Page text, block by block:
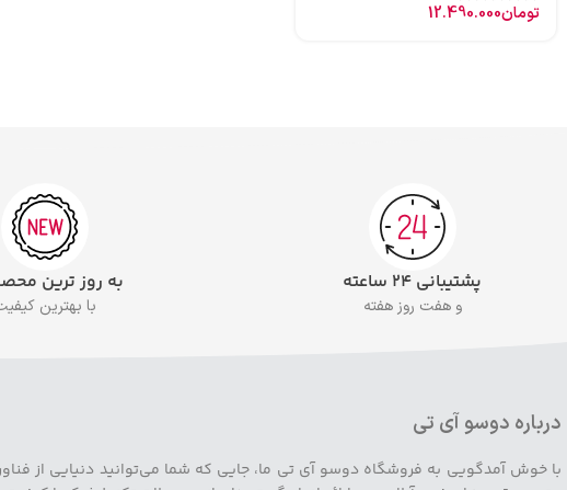
تومان12.490.000
پشتیبانی ۲۴ ساعته
و هفت روز هفته
به روز ترین
با بهترین
درباره دوسو آی تی
با خوش آمدگویی به فروشگاه دوسو آی تی ما، جایی که شما می‌توانید دنیایی از